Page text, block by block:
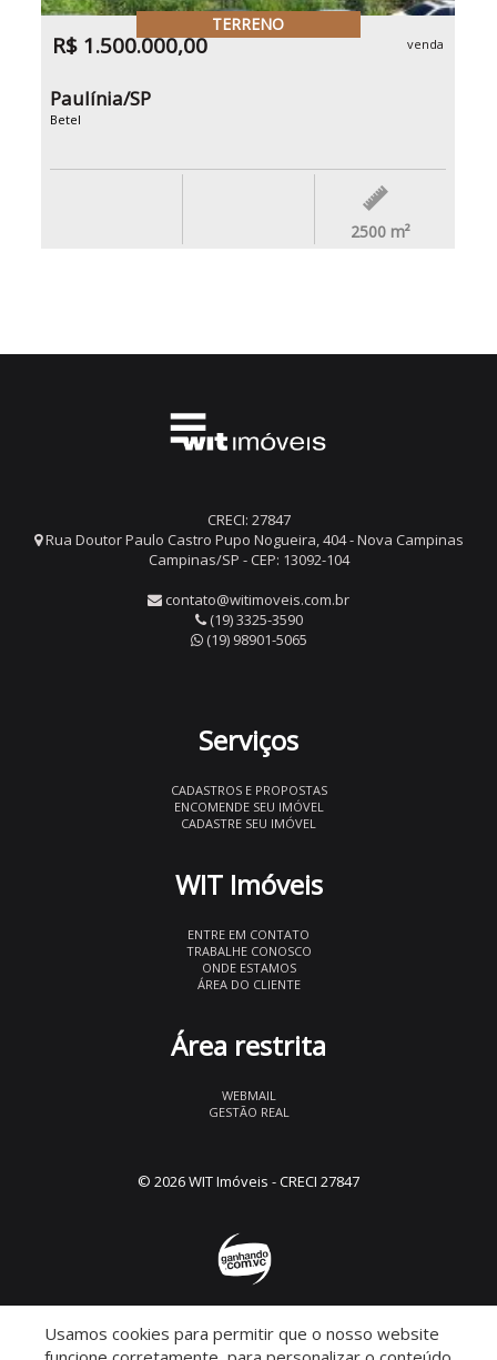
TERRENO
R$ 1.500.000,00 venda
Paulínia/SP
Betel
2500 m²
CRECI: 27847
Rua Doutor Paulo Castro Pupo Nogueira, 404 - Nova Campinas
Campinas/SP - CEP: 13092-104
contato@witimoveis.com.br
(19) 3325-3590
(19) 98901-5065
Serviços
CADASTROS E PROPOSTAS
ENCOMENDE SEU IMÓVEL
CADASTRE SEU IMÓVEL
WIT Imóveis
ENTRE EM CONTATO
TRABALHE CONOSCO
ONDE ESTAMOS
ÁREA DO CLIENTE
Área restrita
WEBMAIL
GESTÃO REAL
© 2026 WIT Imóveis - CRECI 27847
Descomplicado por:
Usamos cookies para permitir que o nosso website